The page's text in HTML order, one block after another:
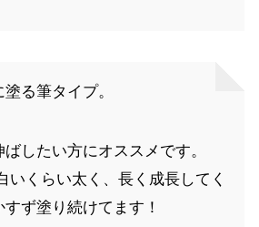
る筆タイプ。
したい方にオススメです。
いくらい太く、長く成長してく
ず塗り続けてます！